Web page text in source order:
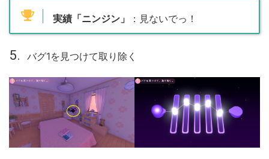
実績「ニンジン」 ：見ないでっ！
バグ1を見つけて取り除く